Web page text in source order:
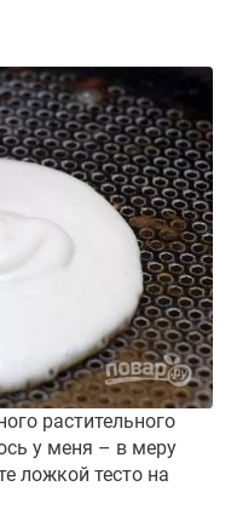
растительного
у меня – в меру
ложкой тесто на